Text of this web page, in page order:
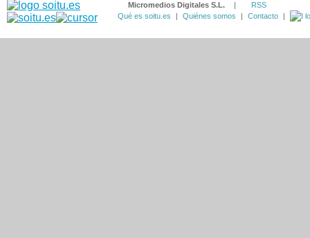
Micromedios Digitales S.L. |
RSS
Qué es soitu.es
| Quiénes somos | Contacto |